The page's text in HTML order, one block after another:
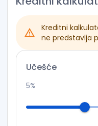
Kreditni
ne predstavlja
Učešće
5%